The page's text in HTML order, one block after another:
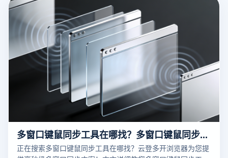
多窗口键鼠同步工具在哪找？多窗口键鼠同步工具怎么用？
正在搜索多窗口键鼠同步工具在哪找？云登多开浏览器为您提